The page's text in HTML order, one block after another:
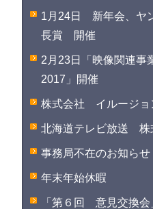
1月24日 新年会、ヤ
長賞 開催
2月23日「映像関連事
2017」開催
株式会社 イルージョ
北海道テレビ放送 株
事務局不在のお知らせ
年末年始休暇
「第６回 意見交換会